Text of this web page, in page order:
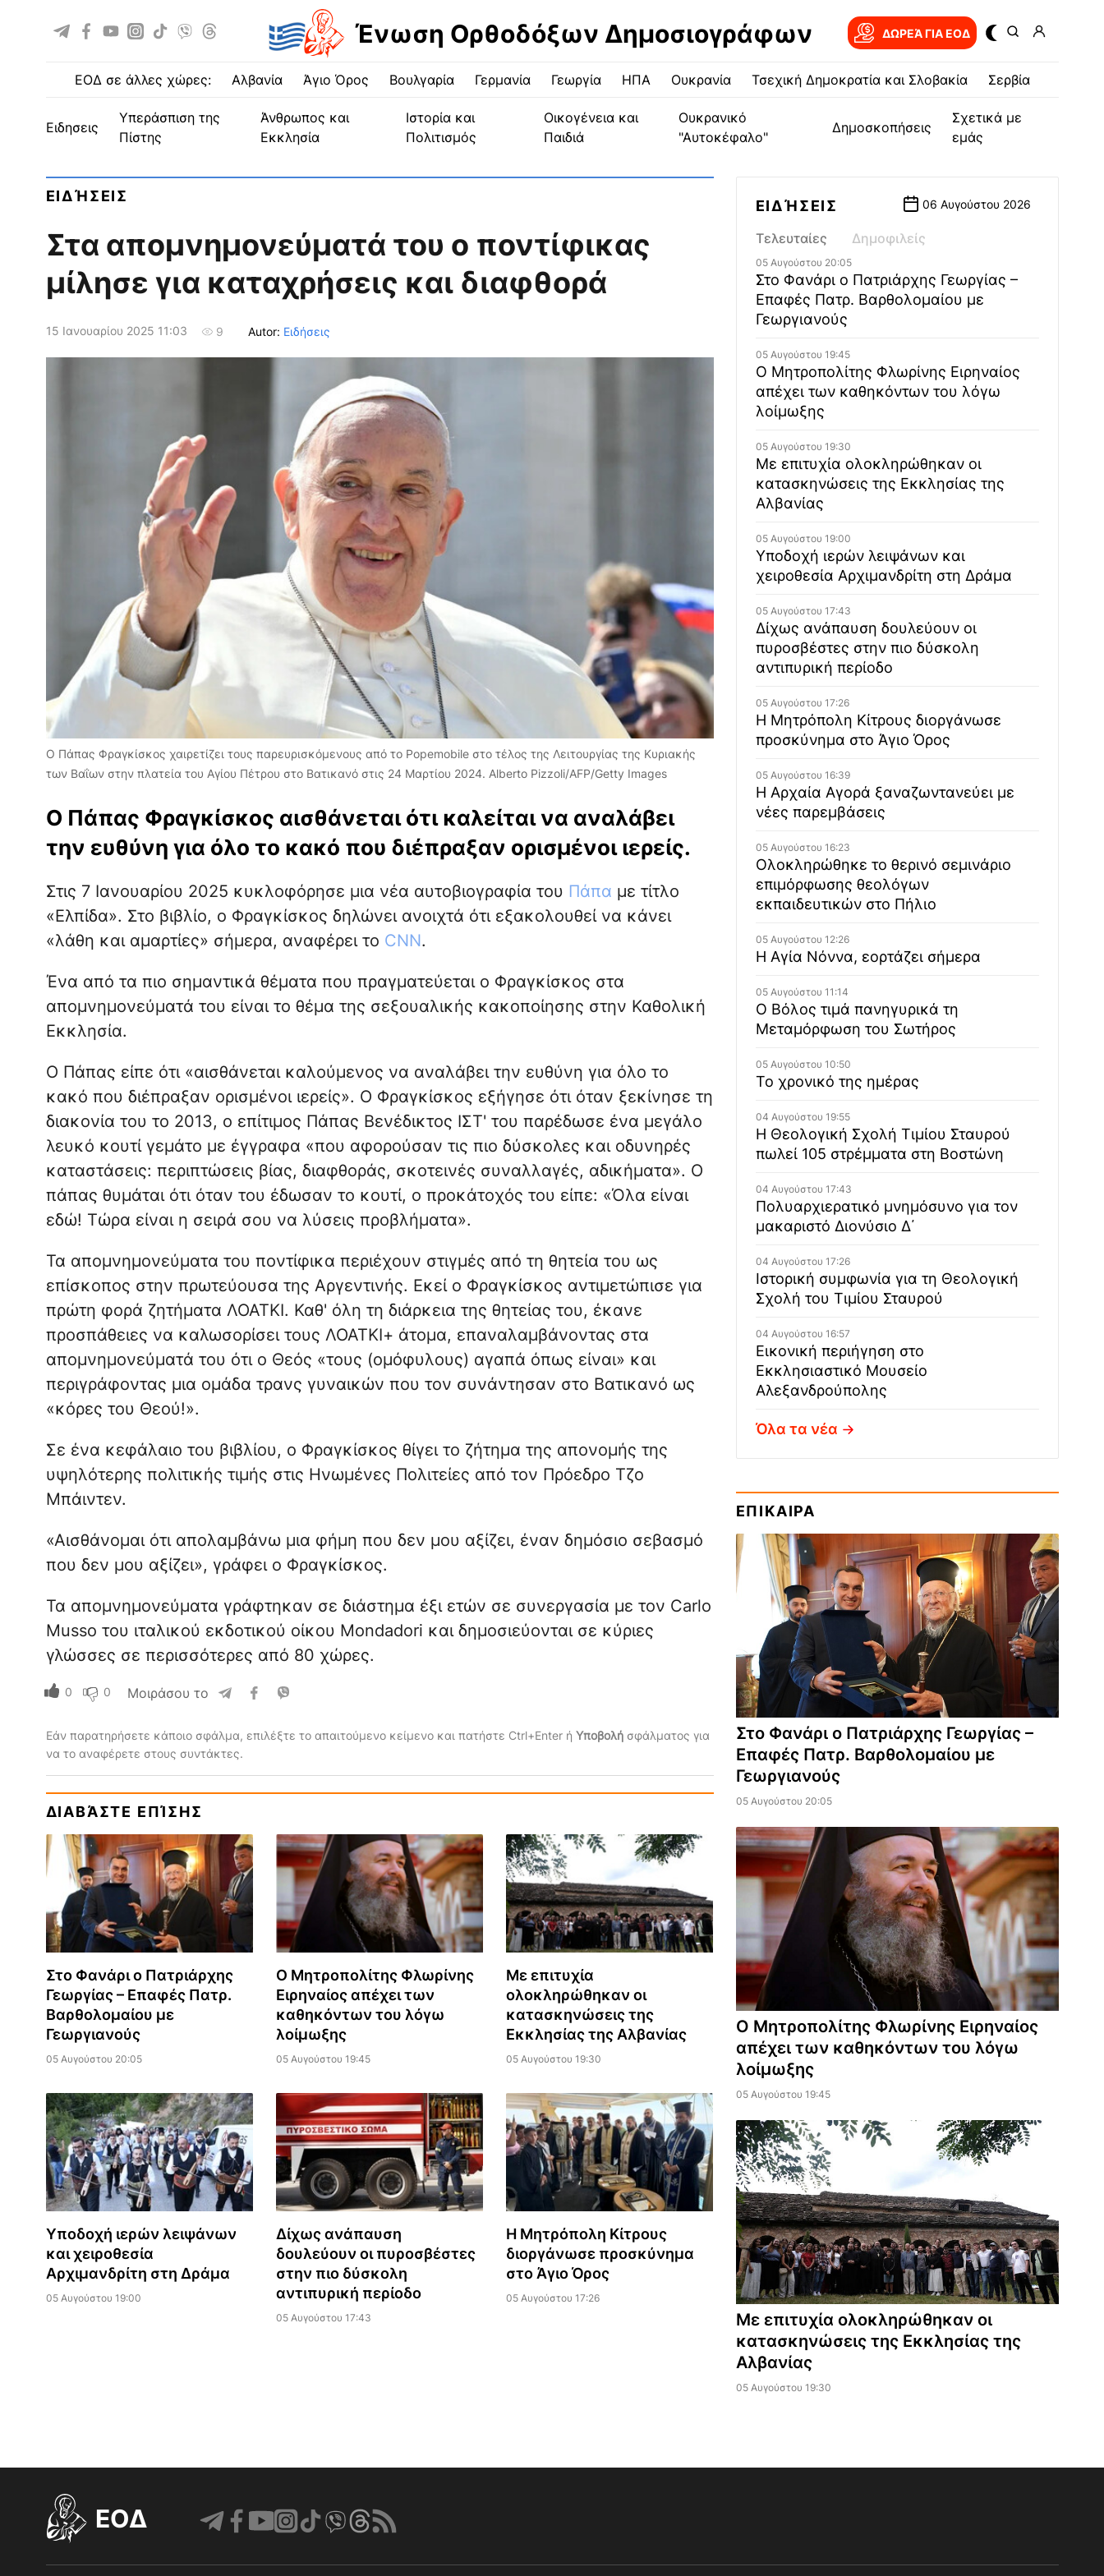
Ένωση Ορθοδόξων Δημοσιογράφων ΔΩΡΕΆ ΓΙΑ EOΔ
ΕΟΔ σε άλλες χώρες: Αλβανία Άγιο Όρος Βουλγαρία Γερμανία Γεωργία ΗΠΑ Ουκρανία Τσεχική Δημοκρατία και Σλοβακία Σερβία
ειδησεις
Υπεράσπιση της
Πίστης
Άνθρωπος και
Εκκλησία
Ιστορία και
Πολιτισμός
Οικογένεια και
Παιδιά
Ουκρανικό
"Αυτοκέφαλο"
Δημοσκοπήσεις
Σχετικά με
εμάς
ΕΙΔΉΣΕΙΣ
Στα απομνημονεύματά του ο ποντίφικας
μίλησε για καταχρήσεις και διαφθορά
15 Ιανουαρίου 2025 11:03 9 Autor: Ειδήσεις
Ο Πάπας Φραγκίσκος χαιρετίζει τους παρευρισκόμενους από το Popemobile στο τέλος της Λειτουργίας της Κυριακής
των Βαΐων στην πλατεία του Αγίου Πέτρου στο Βατικανό στις 24 Μαρτίου 2024. Alberto Pizzoli/AFP/Getty Images
Ο Πάπας Φραγκίσκος αισθάνεται ότι καλείται να αναλάβει
την ευθύνη για όλο το κακό που διέπραξαν ορισμένοι ιερείς.
Στις 7 Ιανουαρίου 2025 κυκλοφόρησε μια νέα αυτοβιογραφία του Πάπα με τίτλο
«Ελπίδα». Στο βιβλίο, ο Φραγκίσκος δηλώνει ανοιχτά ότι εξακολουθεί να κάνει
«λάθη και αμαρτίες» σήμερα, αναφέρει το CNN.
Ένα από τα πιο σημαντικά θέματα που πραγματεύεται ο Φραγκίσκος στα
απομνημονεύματά του είναι το θέμα της σεξουαλικής κακοποίησης στην Καθολική
Εκκλησία.
Ο Πάπας είπε ότι «αισθάνεται καλούμενος να αναλάβει την ευθύνη για όλο το
κακό που διέπραξαν ορισμένοι ιερείς». Ο Φραγκίσκος εξήγησε ότι όταν ξεκίνησε τη
διακονία του το 2013, ο επίτιμος Πάπας Βενέδικτος ΙΣΤ' του παρέδωσε ένα μεγάλο
λευκό κουτί γεμάτο με έγγραφα «που αφορούσαν τις πιο δύσκολες και οδυνηρές
καταστάσεις: περιπτώσεις βίας, διαφθοράς, σκοτεινές συναλλαγές, αδικήματα». Ο
πάπας θυμάται ότι όταν του έδωσαν το κουτί, ο προκάτοχός του είπε: «Όλα είναι
εδώ! Τώρα είναι η σειρά σου να λύσεις προβλήματα».
Τα απομνημονεύματα του ποντίφικα περιέχουν στιγμές από τη θητεία του ως
επίσκοπος στην πρωτεύουσα της Αργεντινής. Εκεί ο Φραγκίσκος αντιμετώπισε για
πρώτη φορά ζητήματα ΛΟΑΤΚΙ. Καθ' όλη τη διάρκεια της θητείας του, έκανε
προσπάθειες να καλωσορίσει τους ΛΟΑΤΚΙ+ άτομα, επαναλαμβάνοντας στα
απομνημονεύματά του ότι ο Θεός «τους (ομόφυλους) αγαπά όπως είναι» και
περιγράφοντας μια ομάδα τρανς γυναικών που τον συνάντησαν στο Βατικανό ως
«κόρες του Θεού!».
Σε ένα κεφάλαιο του βιβλίου, ο Φραγκίσκος θίγει το ζήτημα της απονομής της
υψηλότερης πολιτικής τιμής στις Ηνωμένες Πολιτείες από τον Πρόεδρο Τζο
Μπάιντεν.
«Αισθάνομαι ότι απολαμβάνω μια φήμη που δεν μου αξίζει, έναν δημόσιο σεβασμό
που δεν μου αξίζει», γράφει ο Φραγκίσκος.
Τα απομνημονεύματα γράφτηκαν σε διάστημα έξι ετών σε συνεργασία με τον Carlo
Musso του ιταλικού εκδοτικού οίκου Mondadori και δημοσιεύονται σε κύριες
γλώσσες σε περισσότερες από 80 χώρες.
0 0 Μοιράσου το
Εάν παρατηρήσετε κάποιο σφάλμα, επιλέξτε το απαιτούμενο κείμενο και πατήστε Ctrl+Enter ή Υποβολήσφάλματος για
να το αναφέρετε στους συντάκτες.
ΔΙΑΒΆΣΤΕ ΕΠΊΣΗΣ
Στο Φανάρι ο Πατριάρχης
Γεωργίας – Επαφές Πατρ.
Βαρθολομαίου με
Γεωργιανούς
05 Αυγούστου 20:05
Ο Μητροπολίτης Φλωρίνης
Ειρηναίος απέχει των
καθηκόντων του λόγω
λοίμωξης
05 Αυγούστου 19:45
Με επιτυχία
ολοκληρώθηκαν οι
κατασκηνώσεις της
Εκκλησίας της Αλβανίας
05 Αυγούστου 19:30
Υποδοχή ιερών λειψάνων
και χειροθεσία
Αρχιμανδρίτη στη Δράμα
05 Αυγούστου 19:00
Δίχως ανάπαυση
δουλεύουν οι πυροσβέστες
στην πιο δύσκολη
αντιπυρική περίοδο
05 Αυγούστου 17:43
Η Μητρόπολη Κίτρους
διοργάνωσε προσκύνημα
στο Άγιο Όρος
05 Αυγούστου 17:26
ΕΙΔΉΣΕΙΣ 06 Αυγούστου 2026
Τελευταίες Δημοφιλείς
05 Αυγούστου 20:05
Στο Φανάρι ο Πατριάρχης Γεωργίας –
Επαφές Πατρ. Βαρθολομαίου με
Γεωργιανούς
05 Αυγούστου 19:45
Ο Μητροπολίτης Φλωρίνης Ειρηναίος
απέχει των καθηκόντων του λόγω
λοίμωξης
05 Αυγούστου 19:30
Με επιτυχία ολοκληρώθηκαν οι
κατασκηνώσεις της Εκκλησίας της
Αλβανίας
05 Αυγούστου 19:00
Υποδοχή ιερών λειψάνων και
χειροθεσία Αρχιμανδρίτη στη Δράμα
05 Αυγούστου 17:43
Δίχως ανάπαυση δουλεύουν οι
πυροσβέστες στην πιο δύσκολη
αντιπυρική περίοδο
05 Αυγούστου 17:26
Η Μητρόπολη Κίτρους διοργάνωσε
προσκύνημα στο Άγιο Όρος
05 Αυγούστου 16:39
Η Αρχαία Αγορά ξαναζωντανεύει με
νέες παρεμβάσεις
05 Αυγούστου 16:23
Ολοκληρώθηκε το θερινό σεμινάριο
επιμόρφωσης θεολόγων
εκπαιδευτικών στο Πήλιο
05 Αυγούστου 12:26
Η Αγία Νόννα, εορτάζει σήμερα
05 Αυγούστου 11:14
Ο Βόλος τιμά πανηγυρικά τη
Μεταμόρφωση του Σωτήρος
05 Αυγούστου 10:50
Το χρονικό της ημέρας
04 Αυγούστου 19:55
Η Θεολογική Σχολή Τιμίου Σταυρού
πωλεί 105 στρέμματα στη Βοστώνη
04 Αυγούστου 17:43
Πολυαρχιερατικό μνημόσυνο για τον
μακαριστό Διονύσιο Δ΄
04 Αυγούστου 17:26
Ιστορική συμφωνία για τη Θεολογική
Σχολή του Τιμίου Σταυρού
04 Αυγούστου 16:57
Εικονική περιήγηση στο
Εκκλησιαστικό Μουσείο
Αλεξανδρούπολης
Όλα τα νέα
ΕΠΙΚΑΙΡΑ
Στο Φανάρι ο Πατριάρχης Γεωργίας –
Επαφές Πατρ. Βαρθολομαίου με
Γεωργιανούς
05 Αυγούστου 20:05
Ο Μητροπολίτης Φλωρίνης Ειρηναίος
απέχει των καθηκόντων του λόγω
λοίμωξης
05 Αυγούστου 19:45
Με επιτυχία ολοκληρώθηκαν οι
κατασκηνώσεις της Εκκλησίας της
Αλβανίας
05 Αυγούστου 19:30
EOΔ